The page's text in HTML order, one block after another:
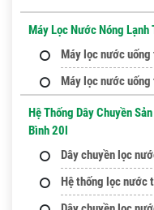
Máy Lọc Nước Nóng Lạnh
Máy lọc nước
Máy lọc nước
Hệ Thống Dây Chuyền
Bình 20l
Dây chuyền lọc
Hệ thống lọc nước